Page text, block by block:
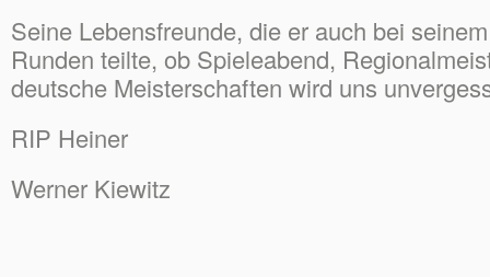
Seine Lebensfreunde, die er auch bei
Runden teilte, ob Spieleabend,
deutsche Meisterschaften wird uns
RIP Heiner
Werner Kiewitz